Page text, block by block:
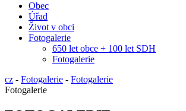
Obec
Úřad
Život v obci
Fotogalerie
650 let obce + 100 let SDH
Fotogalerie
cz - Fotogalerie - Fotogalerie
Fotogalerie